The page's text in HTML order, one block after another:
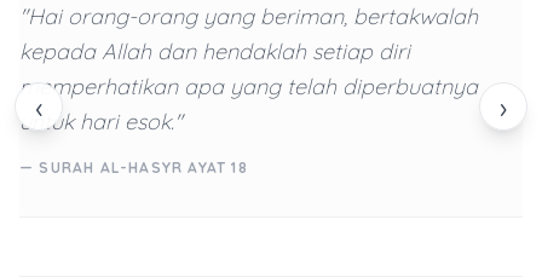
‹ ›
"Hai orang-orang yang beriman, bertakwalah
kepada Allah dan hendaklah setiap diri
memperhatikan apa yang telah diperbuatnya
untuk hari esok."
— SURAH AL-HASYR AYAT 18